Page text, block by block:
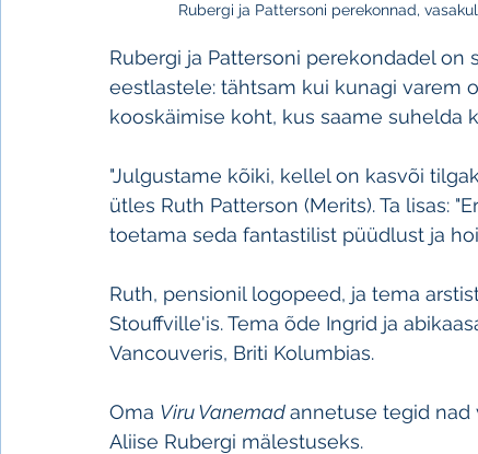
Rubergi ja Pattersoni perekonnad,
Rubergi ja Pattersoni perekondadel
eestlastele: tähtsam kui kunagi varem
kooskäimise koht, kus saame suhelda
"Julgustame kõiki, kellel on kasvõi
ütles Ruth Patterson (Merits). Ta lisas:
toetama seda fantastilist püüdlust ja
Ruth, pensionil logopeed, ja tema
Stouffville'is. Tema õde Ingrid ja
Vancouveris, Briti Kolumbias.
Oma Viru Vanemad annetuse tegid nad
Aliise Rubergi mälestuseks.